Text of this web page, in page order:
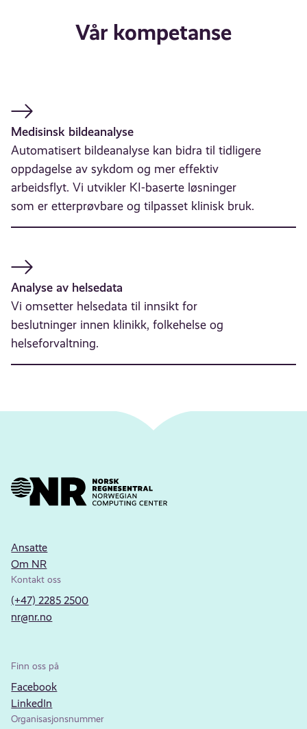
Vår kompetanse
Medisinsk bildeanalyse
Automatisert bildeanalyse kan bidra til tidligere
oppdagelse av sykdom og mer effektiv
arbeidsflyt. Vi utvikler KI-baserte løsninger
som er etterprøvbare og tilpasset klinisk bruk.
Analyse av helsedata
Vi omsetter helsedata til innsikt for
beslutninger innen klinikk, folkehelse og
helseforvaltning.
Ansatte
Om NR
Kontakt oss
(+47) 2285 2500
nr@nr.no
Finn oss på
Facebook
LinkedIn
Organisasjonsnummer